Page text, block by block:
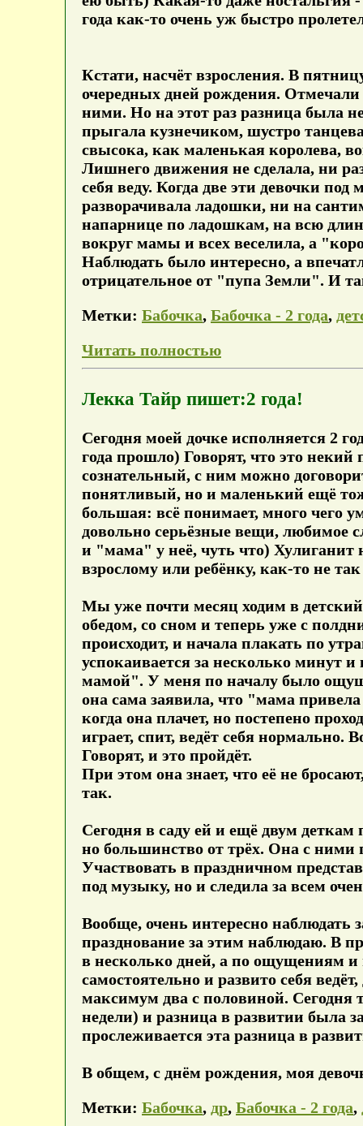
года как-то очень уж быстро
Кстати, насчёт взросления. В
очередных дней рождения.
ними. Но на этот раз разница была
прыгала кузнечиком, шустро
свысока, как маленькая королева,
Лишнего движения не сделала, ни
себя веду. Когда две эти девочки
разворачивала ладошки, ни на
напарнице по ладошкам, на всю
вокруг мамы и всех веселила, а
Наблюдать было интересно, а
отрицательное от "пупа Земли". И
Метки: Бабочка, Бабочка - 2 года,
Читать полностью
Лекка Тайр пишет:2 года!
Сегодня моей дочке исполняется 2
года прошло) Говорят, что это некий
сознательный, с ним можно
понятливый, но и маленький ещё
большая: всё понимает, много чего
довольно серьёзные вещи, любимое
и "мама" у неё, чуть что) Хулиганит
взрослому или ребёнку, как-то не
Мы уже почти месяц ходим в детский
обедом, со сном и теперь уже с
происходит, и начала плакать по
успокаивается за несколько минут
мамой". У меня по началу было
она сама заявила, что "мама
когда она плачет, но постепено
играет, спит, ведёт себя нормально.
Говорят, и это пройдёт.
При этом она знает, что её не
так.
Сегодня в саду ей и ещё двум
но большинство от трёх. Она с ними
Участвовать в праздничном
под музыку, но и следила за всем
Вообще, очень интересно наблюдать
празднование за этим наблюдаю. В
в несколько дней, а по ощущениям и
самостоятельно и развито себя
максимум два с половиной. Сегодня
недели) и разница в развитии была
прослеживается эта разница в
В общем, с днём рождения, моя
Метки: Бабочка, др, Бабочка - 2 года,